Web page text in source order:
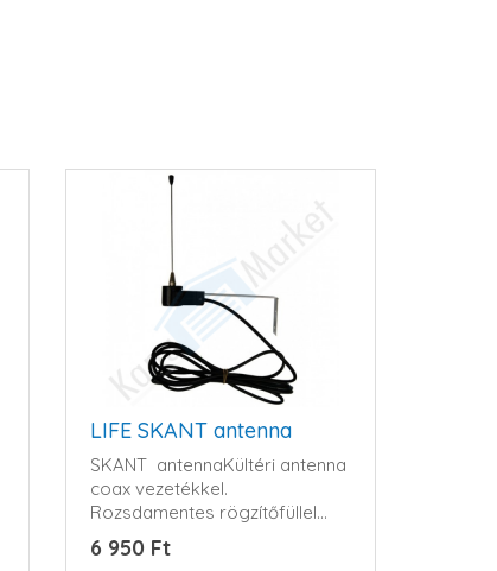
LIFE SKANT antenna
SKANT antennaKültéri antenna
coax vezetékkel.
Rozsdamentes rögzítőfüllel...
6 950 Ft